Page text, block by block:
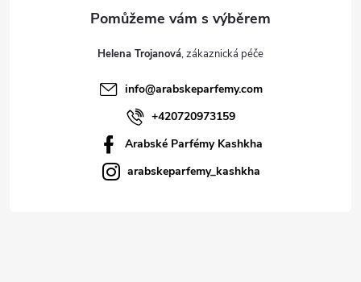
Helena Trojanová
info@arabskeparfemy.com
+420720973159
Arabské Parfémy Kashkha
arabskeparfemy_kashkha